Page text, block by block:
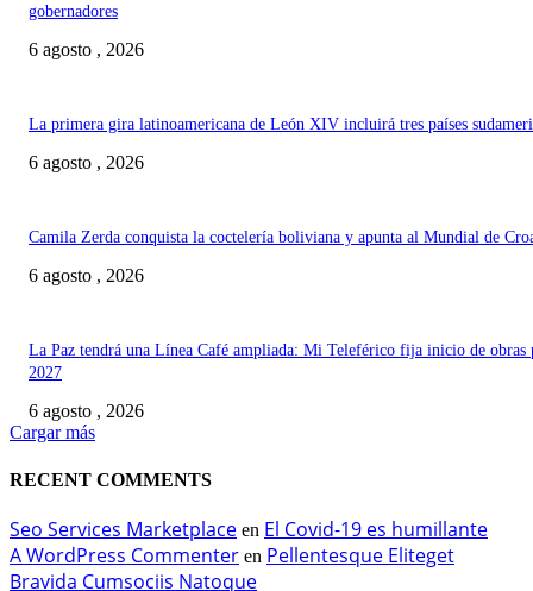
gobernadores
6 agosto , 2026
La primera gira latinoamericana de León XIV incluirá tres países
6 agosto , 2026
Camila Zerda conquista la coctelería boliviana y apunta al Mundial de
6 agosto , 2026
La Paz tendrá una Línea Café ampliada: Mi Teleférico fija inicio de obras
2027
6 agosto , 2026
Cargar más
RECENT COMMENTS
Seo Services Marketplace en El Covid-19 es humillante
A WordPress Commenter en Pellentesque Eliteget
Bravida Cumsociis Natoque